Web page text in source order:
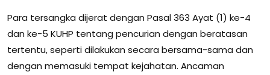
Para tersangka dijerat dengan Pasal 363 Ayat (1) ke-4
dan ke-5 KUHP tentang pencurian dengan beratasan
tertentu, seperti dilakukan secara bersama-sama dan
dengan memasuki tempat kejahatan. Ancaman